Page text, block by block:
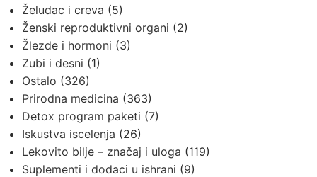
Želudac i creva (5)
Ženski reproduktivni organi (2)
Žlezde i hormoni (3)
Zubi i desni (1)
Ostalo (326)
Prirodna medicina (363)
Detox program paketi (7)
Iskustva iscelenja (26)
Lekovito bilje – značaj i uloga (119)
Suplementi i dodaci u ishrani (9)